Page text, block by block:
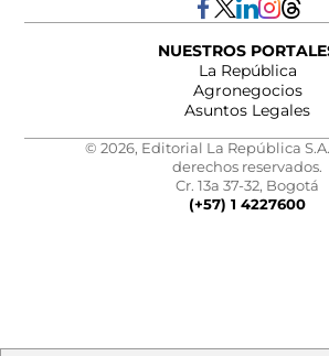
NUESTROS
La República
Agronegocios
Asuntos Legales
© 2026, Editorial La República
derechos reservados.
Cr. 13a 37-32, Bogotá
(+57) 1 4227600